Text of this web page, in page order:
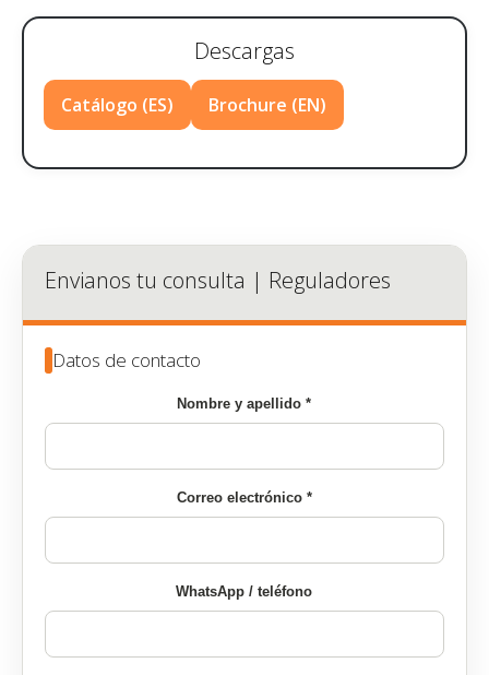
Descargas
Catálogo (ES) Brochure (EN)
Envianos tu consulta | Reguladores
Datos de contacto
Nombre y apellido *
Correo electrónico *
WhatsApp / teléfono